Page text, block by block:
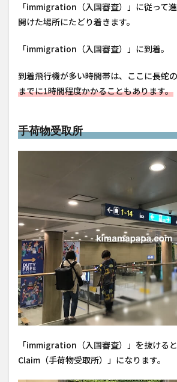
「immigration（入国審査）」に従って
開けた場所にたどり着きます。
「immigration（入国審査）」に到着。
到着飛行機が多い時間帯は、ここに長蛇
までに1時間程度かかることもあります。
手荷物受取所
「immigration（入国審査）」を抜ける
Claim（手荷物受取所）」になります。